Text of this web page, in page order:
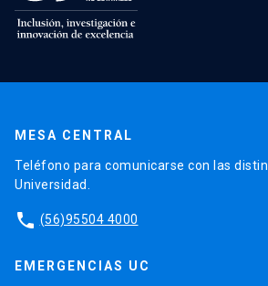
MESA CENTRAL
Teléfono para comunicarse con las
Universidad.
phone (56)95504 4000
EMERGENCIAS UC